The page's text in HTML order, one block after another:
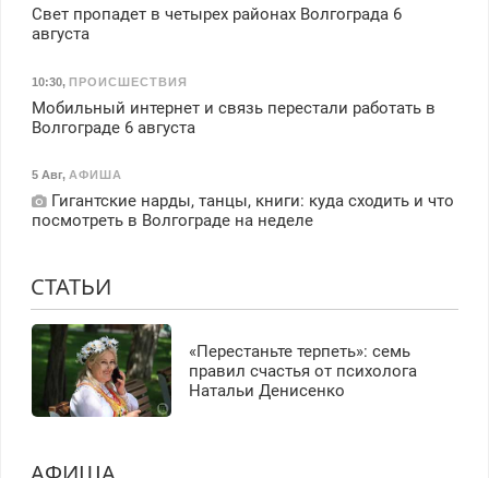
Свет пропадет в четырех районах Волгограда 6
августа
10:30, ПРОИСШЕСТВИЯ
Мобильный интернет и связь перестали работать в
Волгограде 6 августа
5 Авг, АФИША
Гигантские нарды, танцы, книги: куда сходить и что
посмотреть в Волгограде на неделе
СТАТЬИ
«Перестаньте терпеть»: семь
правил счастья от психолога
Натальи Денисенко